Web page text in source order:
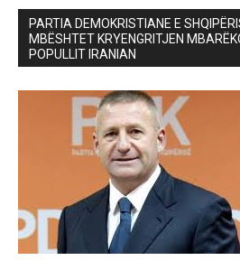
PARTIA DEMOKRISTIANE E
MBËSHTET KRYENGRITJEN
POPULLIT IRANIAN